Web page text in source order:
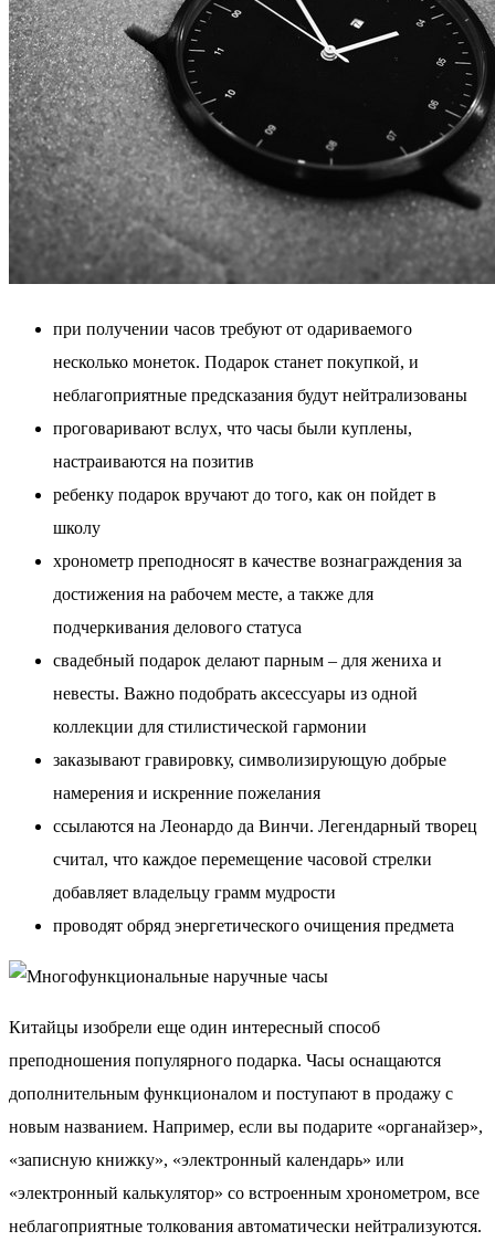
при получении часов требуют от одариваемого
несколько монеток. Подарок станет покупкой, и
неблагоприятные предсказания будут нейтрализованы
проговаривают вслух, что часы были куплены,
настраиваются на позитив
ребенку подарок вручают до того, как он пойдет в
школу
хронометр преподносят в качестве вознаграждения за
достижения на рабочем месте, а также для
подчеркивания делового статуса
свадебный подарок делают парным – для жениха и
невесты. Важно подобрать аксессуары из одной
коллекции для стилистической гармонии
заказывают гравировку, символизирующую добрые
намерения и искренние пожелания
ссылаются на Леонардо да Винчи. Легендарный творец
считал, что каждое перемещение часовой стрелки
добавляет владельцу грамм мудрости
проводят обряд энергетического очищения предмета
Китайцы изобрели еще один интересный способ
преподношения популярного подарка. Часы оснащаются
дополнительным функционалом и поступают в продажу с
новым названием. Например, если вы подарите «органайзер»,
«записную книжку», «электронный календарь» или
«электронный калькулятор» со встроенным хронометром, все
неблагоприятные толкования автоматически нейтрализуются.